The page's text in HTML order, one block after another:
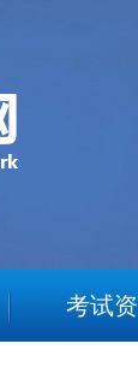
考试